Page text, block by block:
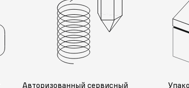
Авторизованный сервисный